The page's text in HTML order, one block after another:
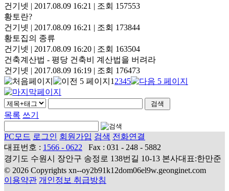
건기넷 | 2017.08.09 16:21 | 조회 157553
황토란?
건기넷 | 2017.08.09 16:21 | 조회 173844
황토집의 종류
건기넷 | 2017.08.09 16:20 | 조회 163504
건축계산법 - 평당 건축비 계산법을 버려라
건기넷 | 2017.08.09 16:19 | 조회 176473
1 2345
목록 쓰기
PC모드 로그인 회원가입 검색 전화연결
대표번호 : 1566 - 0622
Fax : 031 - 248 - 5882
경기도 수원시 장안구 송정로 138번길 10-13 본사대표:한만준
© 2026 Copyrights xn--oy2b91k12dom06el9w.geonginet.com
이용약관 개인정보 취급방침